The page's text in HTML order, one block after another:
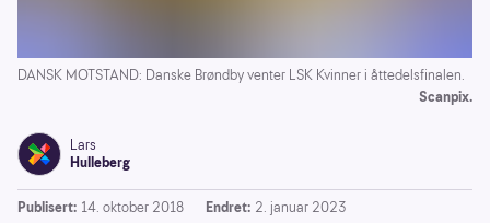
DANSK MOTSTAND: Danske Brøndby venter LSK Kvinner i åttedelsfinalen.
Scanpix.
Lars
Hulleberg
Publisert: 14. oktober 2018 Endret: 2. januar 2023